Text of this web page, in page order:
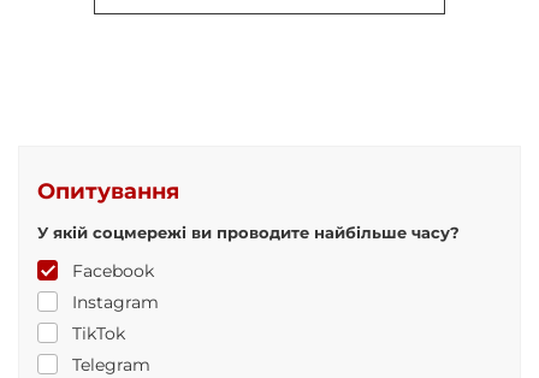
Опитування
У якій соцмережі ви проводите найбільше часу?
Facebook
Instagram
TikTok
Telegram